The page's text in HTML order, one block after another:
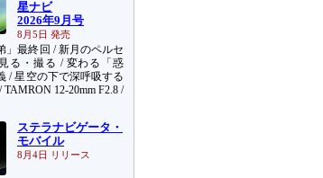
星ナビ
2026年9月号
8月5日 発売
」最終回 / 新月のペルセ
る・撮る / 変わる「惑
/ 星空の下で深呼吸する
TAMRON 12-20mm F2.8 /
ステラナビゲータ・
モバイル
8月4日 リリース